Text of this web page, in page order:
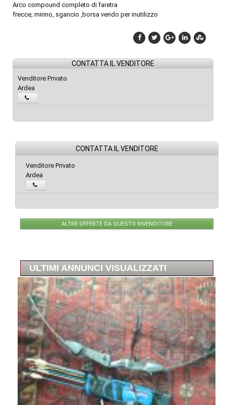
Arco compound completo di faretra
frecce, mirino, sgancio ,borsa vendo per inutilizzo
CONTATTA IL VENDITORE
Venditore Privato
Ardea
CONTATTA IL VENDITORE
Venditore Privato
Ardea
ALTRE OFFERTE DA QUESTO RIVENDITORE
ULTIMI ANNUNCI VISUALIZZATI